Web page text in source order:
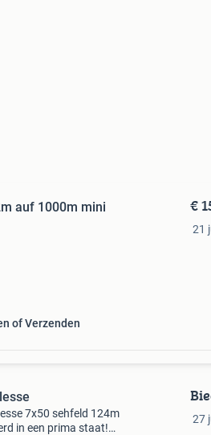
auf 1000m mini
of Verzenden
€
21
7x50 sehfeld 124m
in een prima staat!
27